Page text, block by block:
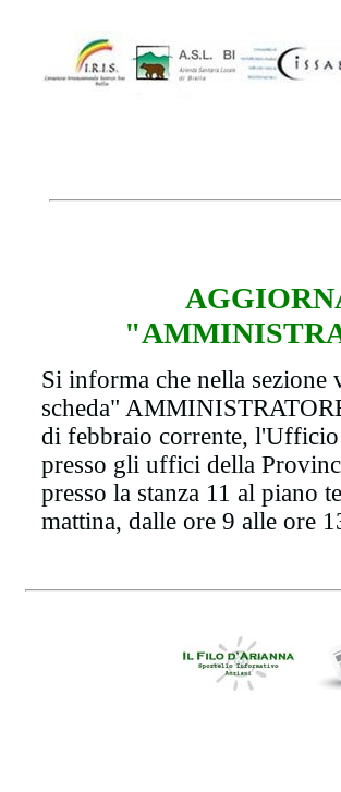
Si informa che nella sezione
scheda"
di febbraio corrente,
presso gli uffici della
presso la stanza 11 al piano
mattina, dalle ore 9 alle ore